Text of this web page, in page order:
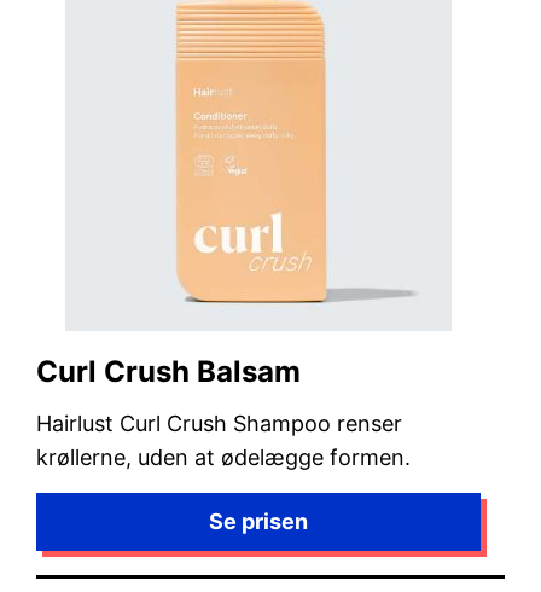
Curl Crush Balsam
Hairlust Curl Crush Shampoo renser
krøllerne, uden at ødelægge formen.